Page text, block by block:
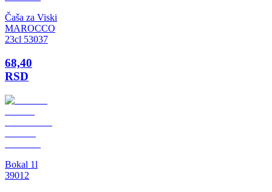
Čaša za Viski
MAROCCO
23cl 53037
68,40
RSD
Bokal 1l
39012